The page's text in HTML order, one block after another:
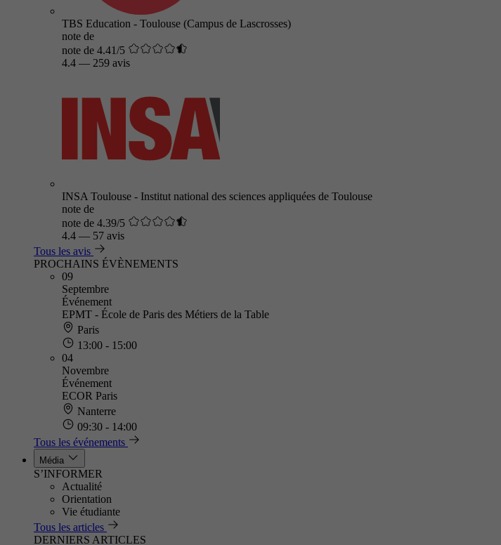
TBS Education - Toulouse (Campus de Lascrosses)
note de
note de 4.41/5
4.4 — 259 avis
INSA Toulouse - Institut national des sciences appliquées de Toulouse
note de
note de 4.39/5
4.4 — 57 avis
Tous les avis
PROCHAINS ÉVÈNEMENTS
09
Septembre
Événement
EPMT - École de Paris des Métiers de la Table
Paris
13:00 - 15:00
04
Novembre
Événement
ECOR Paris
Nanterre
09:30 - 14:00
Tous les événements
Média
S’INFORMER
Actualité
Orientation
Vie étudiante
Tous les articles
DERNIERS ARTICLES